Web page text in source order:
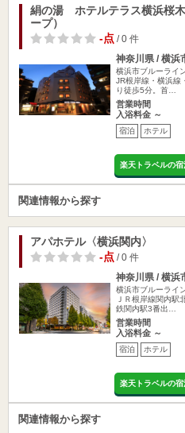
絹の湯 ホテルテラス横浜桜
ープ）
-点/ 0 件
神奈川県 / 横浜
横浜市ブルーライ
JR根岸線・横浜線
り徒歩5分。首…
営業時間
入浴料金 ～
宿泊 ホテル
楽天トラベルの
関連情報から探す
アパホテル〈横浜関内〉
-点/ 0 件
神奈川県 / 横浜
横浜市ブルーライ
ＪＲ根岸線関内
鉄関内駅3番出…
営業時間
入浴料金 ～
宿泊 ホテル
楽天トラベルの
関連情報から探す